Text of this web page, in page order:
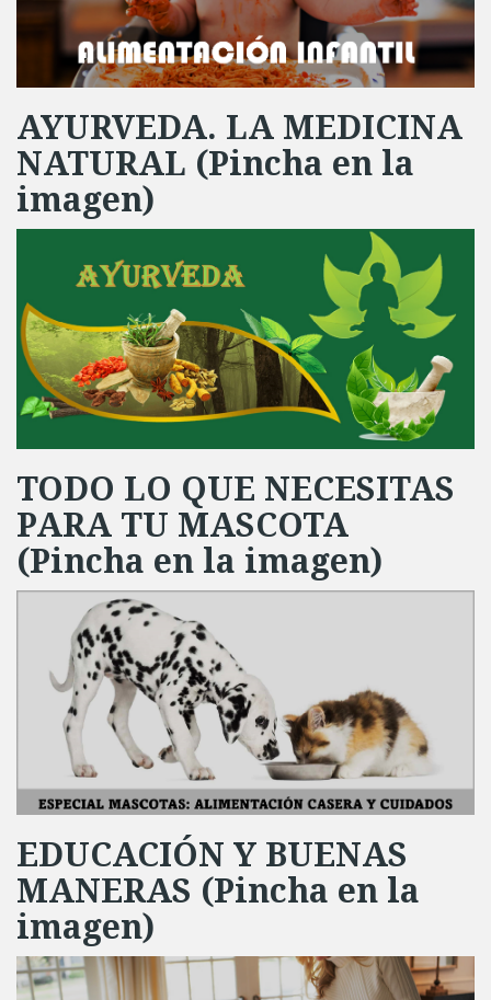
AYURVEDA. LA MEDICINA
NATURAL (Pincha en la
imagen)
TODO LO QUE NECESITAS
PARA TU MASCOTA
(Pincha en la imagen)
EDUCACIÓN Y BUENAS
MANERAS (Pincha en la
imagen)